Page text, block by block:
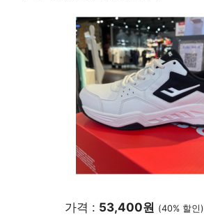
가격 : 53,400원 (40% 할인)